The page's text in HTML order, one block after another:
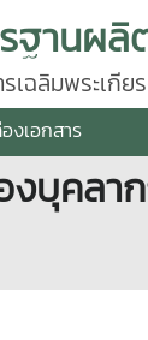
ฉลิมพระเกีย
งเอกสาร
บุคล